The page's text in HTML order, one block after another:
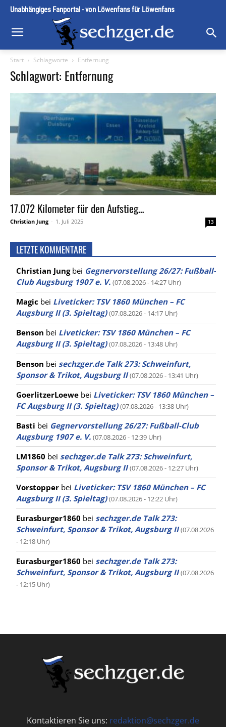
Unabhängiges Fanportal - von Löwenfans für Löwenfans
Start Schlagworte Entfernung
Schlagwort: Entfernung
17.072 Kilometer für den Aufstieg…
Christian Jung - 1. Juli 2025 13
LETZTE KOMMENTARE
Christian Jungbei Gegnervorstellung 26/27: Fußball-
Club Augsburg 1907 e. V. (07.08.2026 - 14:27 Uhr)
Magic bei Liveticker: TSV 1860 München – FC
Augsburg II (3. Spieltag) (07.08.2026 - 14:17 Uhr)
Benson bei Liveticker: TSV 1860 München – FC
Augsburg II (3. Spieltag) (07.08.2026 - 13:48 Uhr)
Benson bei sechzger.de Talk 273: Schweinfurt,
Sponsor & Trikot, Augsburg II (07.08.2026 - 13:41 Uhr)
GoerlitzerLoewe bei Liveticker: TSV 1860 München –
FC Augsburg II (3. Spieltag) (07.08.2026 - 13:38 Uhr)
Basti bei Gegnervorstellung 26/27: Fußball-Club
Augsburg 1907 e. V. (07.08.2026 - 12:39 Uhr)
LM1860 bei sechzger.de Talk 273: Schweinfurt,
Sponsor & Trikot, Augsburg II (07.08.2026 - 12:27 Uhr)
Vorstopper bei Liveticker: TSV 1860 München – FC
Augsburg II (3. Spieltag) (07.08.2026 - 12:22 Uhr)
Eurasburger1860 bei sechzger.de Talk 273:
Schweinfurt, Sponsor & Trikot, Augsburg II (07.08.2026
- 12:18 Uhr)
Eurasburger1860 bei sechzger.de Talk 273:
Schweinfurt, Sponsor & Trikot, Augsburg II (07.08.2026
- 12:15 Uhr)
Kontaktieren Sie uns: redaktion@sechzger.de